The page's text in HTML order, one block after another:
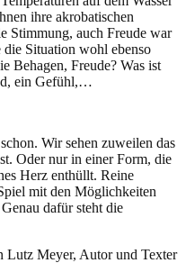
ihre akrobatischen
Stimmung, auch Freude war
Situation wohl ebenso
Behagen, Freude? Was ist
ein Gefühl,…
Wir sehen zuweilen das
Oder nur in einer Form, die
Herz enthüllt. Reine
mit den Möglichkeiten
dafür steht die
Lutz Meyer, Autor und Texter